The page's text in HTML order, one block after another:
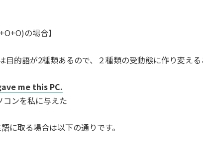
の場合】
目的語が2種類あるので、２種類の受動態に作り変える
me this PC.
コンを私に与えた
に取る場合は以下の通りです。